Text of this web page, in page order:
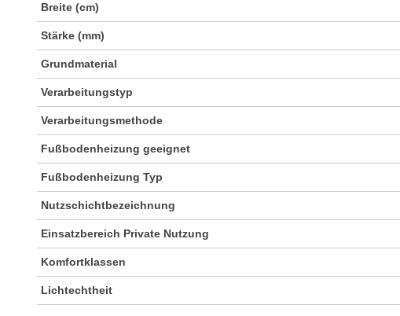
Breite (cm)
Stärke (mm)
Grundmaterial
Verarbeitungstyp
Verarbeitungsmethode
Fußbodenheizung geeignet
Fußbodenheizung Typ
Nutzschichtbezeichnung
Einsatzbereich Private Nutzung
Komfortklassen
Lichtechtheit